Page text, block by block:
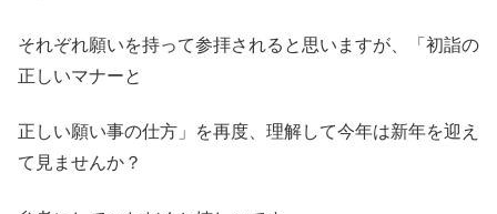
それぞれ願いを持って参拝されると思いますが、「初詣の
正しいマナーと
正しい願い事の仕方」を再度、理解して今年は新年を迎え
て見ませんか？